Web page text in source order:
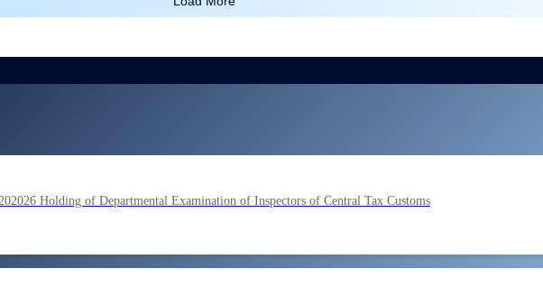
Holding of Departmental Examination of Inspectors of Central Tax Customs